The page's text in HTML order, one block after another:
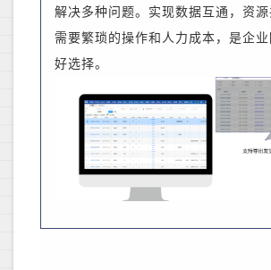
解决多种问题。实现数据互通，资
需要繁琐的操作和人力成本，是企
好选择。